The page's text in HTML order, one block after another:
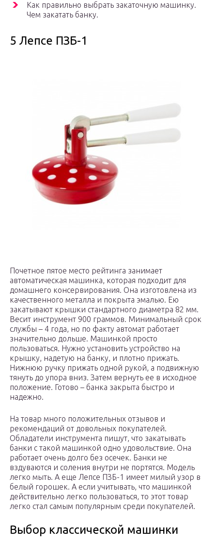
Как правильно выбрать закаточную машинку.
Чем закатать банку.
5 Лепсе ПЗБ-1
Почетное пятое место рейтинга занимает
автоматическая машинка, которая подходит для
домашнего консервирования. Она изготовлена из
качественного металла и покрыта эмалью. Ею
закатывают крышки стандартного диаметра 82 мм.
Весит инструмент 900 граммов. Минимальный срок
службы – 4 года, но по факту автомат работает
значительно дольше. Машинкой просто
пользоваться. Нужно установить устройство на
крышку, надетую на банку, и плотно прижать.
Нижнюю ручку прижать одной рукой, а подвижную
тянуть до упора вниз. Затем вернуть ее в исходное
положение. Готово – банка закрыта быстро и
надежно.
На товар много положительных отзывов и
рекомендаций от довольных покупателей.
Обладатели инструмента пишут, что закатывать
банки с такой машинкой одно удовольствие. Она
работает очень долго без осечек. Банки не
вздуваются и соления внутри не портятся. Модель
легко мыть. А еще Лепсе ПЗБ-1 имеет милый узор в
белый горошек. А если учитывать, что машинкой
действительно легко пользоваться, то этот товар
легко стал самым популярным среди покупателей.
Выбор классической машинки